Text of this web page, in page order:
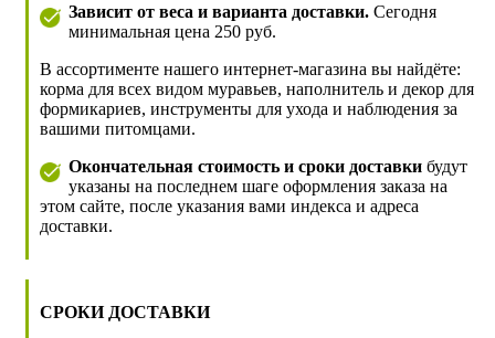
Зависит от веса и варианта доставки. Сегодня
минимальная цена 250 руб.
В ассортименте нашего интернет-магазина вы найдёте:
корма для всех видом муравьев, наполнитель и декор для
формикариев, инструменты для ухода и наблюдения за
вашими питомцами.
Окончательная стоимость и сроки доставкибудут
указаны на последнем шаге оформления заказа на
этом сайте, после указания вами индекса и адреса
доставки.
СРОКИ ДОСТАВКИ